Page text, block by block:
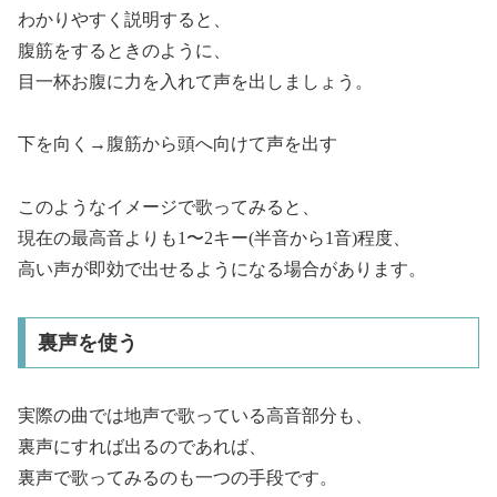
わかりやすく説明すると、
腹筋をするときのように、
目一杯お腹に力を入れて声を出しましょう。
下を向く→腹筋から頭へ向けて声を出す
このようなイメージで歌ってみると、
現在の最高音よりも1〜2キー(半音から1音)程度、
高い声が即効で出せるようになる場合があります。
裏声を使う
実際の曲では地声で歌っている高音部分も、
裏声にすれば出るのであれば、
裏声で歌ってみるのも一つの手段です。